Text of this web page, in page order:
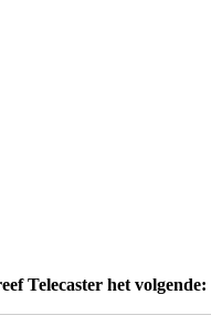
Telecaster het volgende: